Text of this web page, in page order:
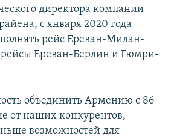
директора компании
с января 2020 года
рейс Ереван-Милан-
рейсы Ереван-Берлин и Гюмри-
объединить Армению с 86
от наших конкурентов,
возможностей для